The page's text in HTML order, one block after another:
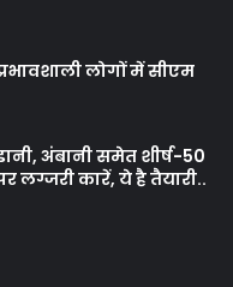
लोगों में सीएम
अंबानी समेत शीर्ष-50
लग्जरी कारें, ये है तैयारी..